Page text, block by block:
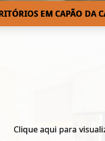
EM CAPÃO DA
Clique aqui para